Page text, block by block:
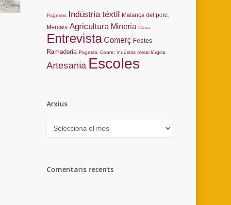
Pagesos Indústria tèxtil Matança del porc;
Mercats Agricultura Mineria Casa
Entrevista Comerç Festes
Ramaderia Pagesia; Coure; Indústria metal·lúrgica
Artesania Escoles
Arxius
Arxius
Comentaris recents